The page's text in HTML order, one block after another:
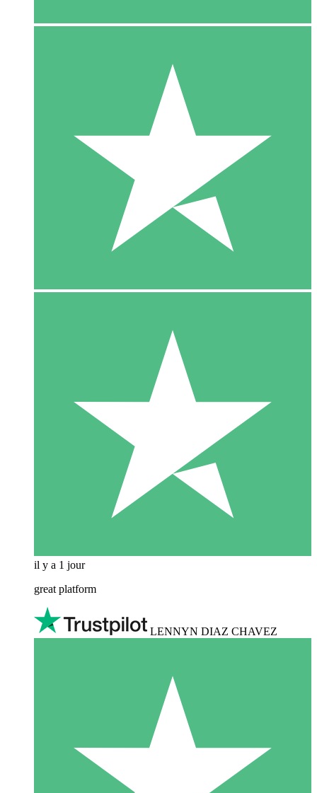
il y a 1 jour
great platform
LENNYN DIAZ CHAVEZ